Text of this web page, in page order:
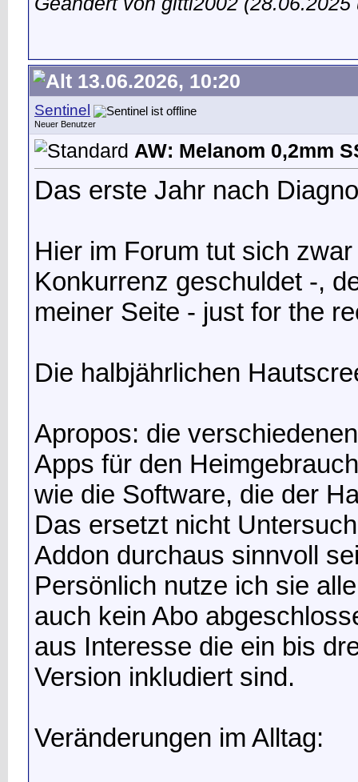
13.06.2026, 10:20
Sentinel
Neuer Benutzer
AW: Melanom 0,2mm
Das erste Jahr nach
Hier im Forum tut sich
Konkurrenz geschuldet -,
meiner Seite - just for the
Die halbjährlichen
Apropos: die
Apps für den
wie die Software, die der
Das ersetzt nicht
Addon durchaus sinnvoll
Persönlich nutze ich sie
auch kein Abo
aus Interesse die ein bis
Version inkludiert sind.
Veränderungen im Alltag: